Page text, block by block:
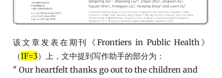
该文章发表在期刊《Frontiers in Public Health》
（IF=3）上，文中提到写作助手的部分为：
" Our heartfelt thanks go out to the children and